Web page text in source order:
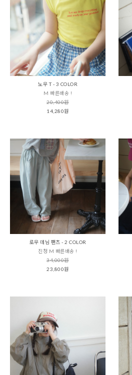
노우 T - 3 COLOR
M 빠른배송 !
20,400원
14,280원
로우 데님 팬츠 - 2 COLOR
진청 M 빠른배송 !
34,000원
23,800원